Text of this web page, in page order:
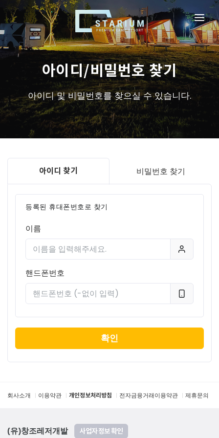
로그인 회원가입 비회원예약확인
스테리움 서천
시설안내
실시간예약
이벤트
고객센터
아이디/비밀번호 찾기
아이디 및 비밀번호를 찾으실 수 있습니다.
아이디 찾기 비밀번호 찾기
등록된 휴대폰번호로 찾기
이름
핸드폰번호
확인
회사소개 이용약관 개인정보처리방침 전자금융거래이용약관 제휴문의
(유)창조레저개발